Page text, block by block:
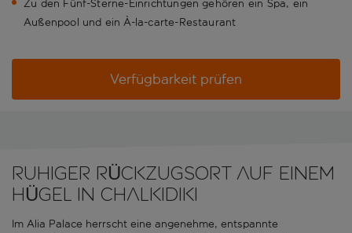
Zu den Fünf-Sterne-Einrichtungen gehören ein Spa, ein
Außenpool und ein À-la-carte-Restaurant
Verfügbarkeit prüfen
RUHIGER RÜCKZUGSORT AUF EINEM
HÜGEL IN CHALKIDIKI
Im Alia Palace herrscht eine angenehme, entspannte